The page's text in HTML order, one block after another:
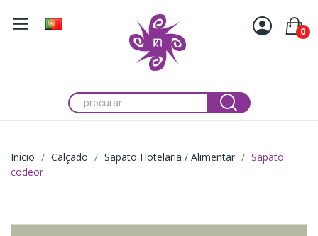
0
Início Calçado Sapato Hotelaria / Alimentar
Sapato
codeor